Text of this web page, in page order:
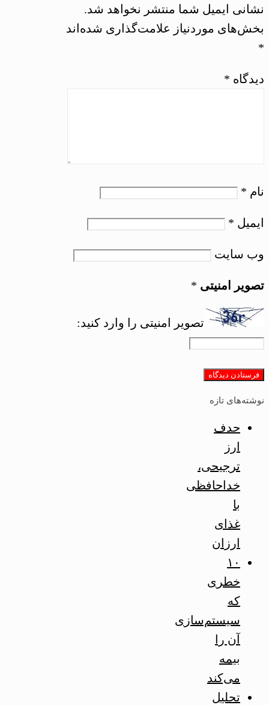
نشانی ایمیل شما منتشر نخواهد شد.
بخش‌های موردنیاز علامت‌گذاری شده‌اند
*
دیدگاه *
نام *
ایمیل *
وب‌ سایت
تصویر امنیتی *
تصویر امنیتی را وارد کنید:
نوشته‌های تازه
حدف
ارز
ترجیحی،
خداحافظی
با
غذای
ارزان
۱۰
خطری
که
سیستم‌سازی
آن را
بیمه
می‌کند
تحلیل